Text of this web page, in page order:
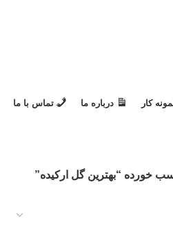
کار درباره ما تماس با ما
خورده “بهترین گل ارکیده”